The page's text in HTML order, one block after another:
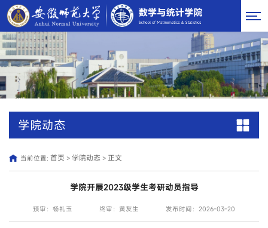
学院动态
当前位置: 首页 > 学院动态 > 正文
学院开展2023级学生考研动员指导
预审：杨礼玉 终审：黄友生 发布时间：2026-03-20